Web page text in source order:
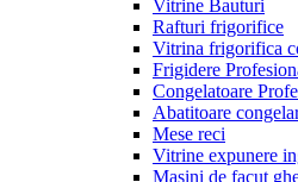
Vitrine Bauturi
Rafturi frigorifice
Vitrina frigorifica
Frigidere
Congelatoare
Abatitoare
Mese reci
Vitrine expunere
Masini de facut